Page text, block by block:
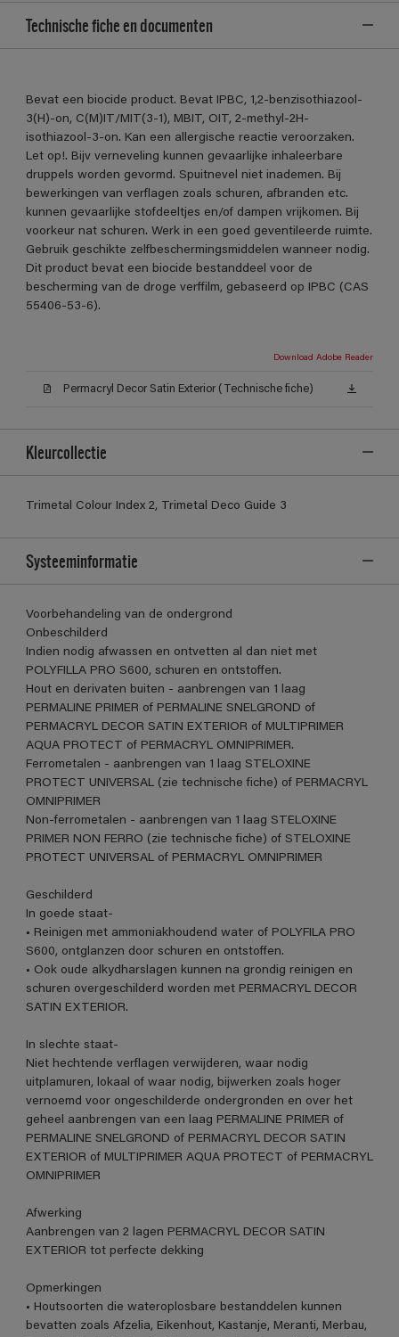
Technische fiche en documenten
Bevat een biocide product. Bevat IPBC, 1,2-benzisothiazool-
3(H)-on, C(M)IT/MIT(3-1), MBIT, OIT, 2-methyl-2H-
isothiazool-3-on. Kan een allergische reactie veroorzaken.
Let op!. Bijv verneveling kunnen gevaarlijke inhaleerbare
druppels worden gevormd. Spuitnevel niet inademen. Bij
bewerkingen van verflagen zoals schuren, afbranden etc.
kunnen gevaarlijke stofdeeltjes en/of dampen vrijkomen. Bij
voorkeur nat schuren. Werk in een goed geventileerde ruimte.
Gebruik geschikte zelfbeschermingsmiddelen wanneer nodig.
Dit product bevat een biocide bestanddeel voor de
bescherming van de droge verffilm, gebaseerd op IPBC (CAS
55406-53-6).
Download Adobe Reader
Permacryl Decor Satin Exterior (Technische fiche)
Kleurcollectie
Trimetal Colour Index 2, Trimetal Deco Guide 3
Systeeminformatie
Voorbehandeling van de ondergrond
Onbeschilderd
Indien nodig afwassen en ontvetten al dan niet met
POLYFILLA PRO S600, schuren en ontstoffen.
Hout en derivaten buiten - aanbrengen van 1 laag
PERMALINE PRIMER of PERMALINE SNELGROND of
PERMACRYL DECOR SATIN EXTERIOR of MULTIPRIMER
AQUA PROTECT of PERMACRYL OMNIPRIMER.
Ferrometalen - aanbrengen van 1 laag STELOXINE
PROTECT UNIVERSAL (zie technische fiche) of PERMACRYL
OMNIPRIMER
Non-ferrometalen - aanbrengen van 1 laag STELOXINE
PRIMER NON FERRO (zie technische fiche) of STELOXINE
PROTECT UNIVERSAL of PERMACRYL OMNIPRIMER
Geschilderd
In goede staat-
• Reinigen met ammoniakhoudend water of POLYFILA PRO
S600, ontglanzen door schuren en ontstoffen.
• Ook oude alkydharslagen kunnen na grondig reinigen en
schuren overgeschilderd worden met PERMACRYL DECOR
SATIN EXTERIOR.
In slechte staat-
Niet hechtende verflagen verwijderen, waar nodig
uitplamuren, lokaal of waar nodig, bijwerken zoals hoger
vernoemd voor ongeschilderde ondergronden en over het
geheel aanbrengen van een laag PERMALINE PRIMER of
PERMALINE SNELGROND of PERMACRYL DECOR SATIN
EXTERIOR of MULTIPRIMER AQUA PROTECT of PERMACRYL
OMNIPRIMER
Afwerking
Aanbrengen van 2 lagen PERMACRYL DECOR SATIN
EXTERIOR tot perfecte dekking
Opmerkingen
• Houtsoorten die wateroplosbare bestanddelen kunnen
bevatten zoals Afzelia, Eikenhout, Kastanje, Meranti, Merbau,